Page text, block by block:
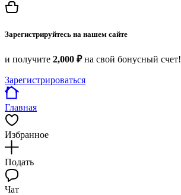
Зарегистрируйтесь на нашем сайте
и получите 2,000 ₽на свой бонусный счет!
Зарегистрироваться
Главная
Избранное
Подать
Чат